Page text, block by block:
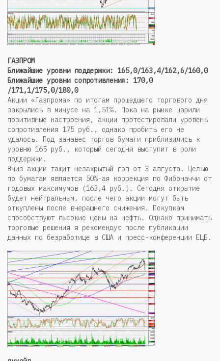
ГАЗПРОМ
Ближайшие уровни поддержки: 165,0/163,4/162,6/160,0
Ближайшие уровни сопротивления: 170,0
/171,1/175,0/180,0
Акции «Газпрома» по итогам прошедшего торгового дня
закрылись в минусе на 1,51%. Пока на рынке царили
позитивные настроения, акции протестировали уровень
сопротивления 175 руб., однако пробить его не
удалось. Под занавес торгов бумаги приблизились к
уровню 165 руб., который сегодня выступит в роли
поддержки.
Вниз акции тащит незакрытый гэп от 3 августа. Целью
по бумагам является 50%-ая коррекция по Фибоначчи от
годовых максимумов (163,4 руб.). Сегодня открытие
будет нейтральным, после чего акции могут быть
откуплены после вчерашнего снижения. Покупкам
способствуют высокие цены на нефть. Однако принимать
торговые решения я рекомендую после публикации
данных по безработице в США и пресс-конференции ЕЦБ.